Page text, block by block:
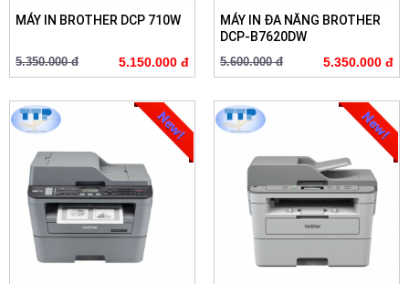
MÁY IN BROTHER DCP 710W
5.350.000 đ 5.150.000 đ
MÁY IN ĐA NĂNG BROTHER
DCP-B7620DW
5.600.000 đ 5.350.000 đ